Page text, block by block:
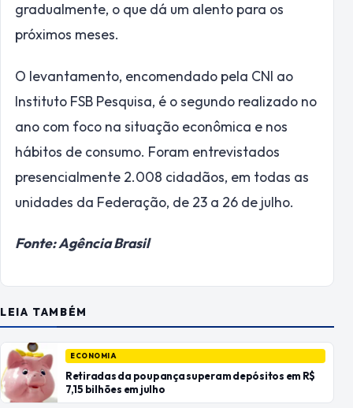
gradualmente, o que dá um alento para os
próximos meses.
O levantamento, encomendado pela CNI ao
Instituto FSB Pesquisa, é o segundo realizado no
ano com foco na situação econômica e nos
hábitos de consumo. Foram entrevistados
presencialmente 2.008 cidadãos, em todas as
unidades da Federação, de 23 a 26 de julho.
Fonte: Agência Brasil
LEIA TAMBÉM
ECONOMIA
Retiradas da poupança superam depósitos em R$
7,15 bilhões em julho